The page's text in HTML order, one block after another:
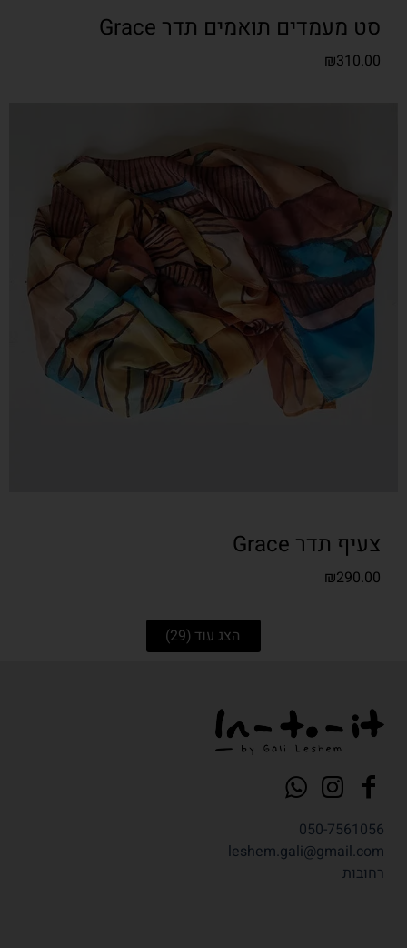
סט מעמדים תואמים תדר Grace
₪310.00
צעיף תדר Grace
₪290.00
הצג עוד (29)
050-7561056
leshem.gali@gmail.com
רחובות